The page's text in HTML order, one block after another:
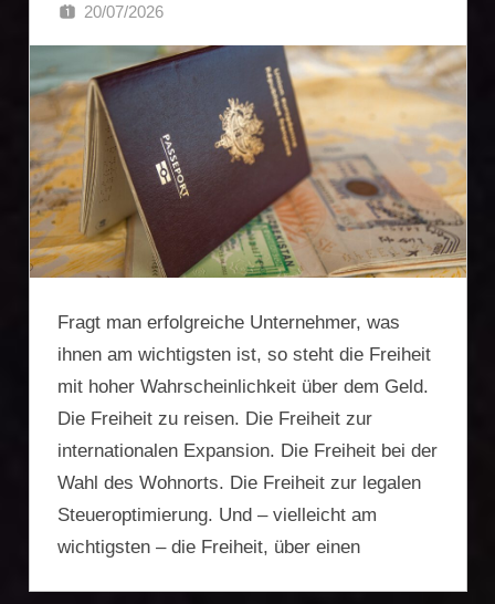
20/07/2026
Fragt man erfolgreiche Unternehmer, was
ihnen am wichtigsten ist, so steht die Freiheit
mit hoher Wahrscheinlichkeit über dem Geld.
Die Freiheit zu reisen. Die Freiheit zur
internationalen Expansion. Die Freiheit bei der
Wahl des Wohnorts. Die Freiheit zur legalen
Steueroptimierung. Und – vielleicht am
wichtigsten – die Freiheit, über einen